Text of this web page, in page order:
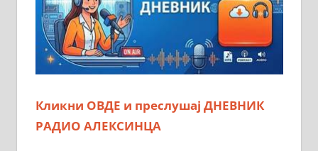
Кликни ОВДЕ и преслушај ДНЕВНИК
РАДИО АЛЕКСИНЦА